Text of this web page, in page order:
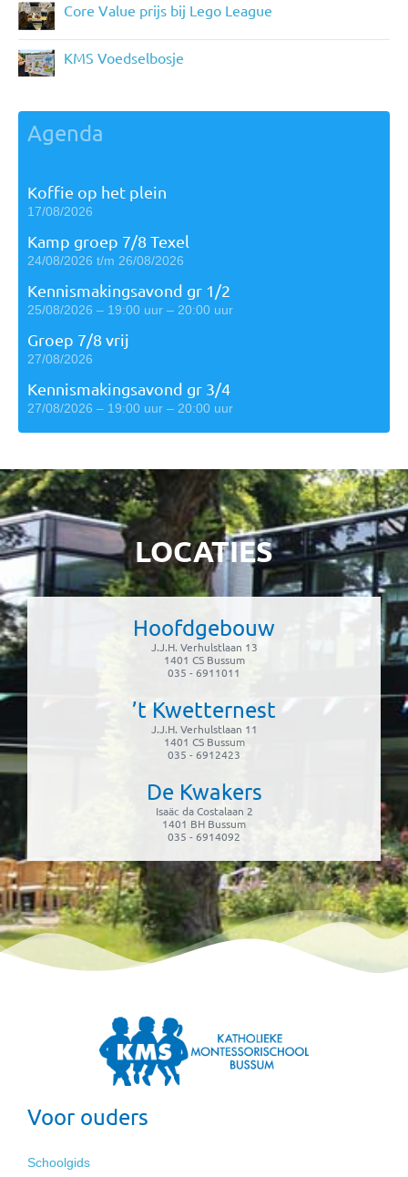
Core Value prijs bij Lego League
KMS Voedselbosje
Agenda
Koffie op het plein
17/08/2026
Kamp groep 7/8 Texel
24/08/2026 t/m 26/08/2026
Kennismakingsavond gr 1/2
25/08/2026 – 19:00 uur – 20:00 uur
Groep 7/8 vrij
27/08/2026
Kennismakingsavond gr 3/4
27/08/2026 – 19:00 uur – 20:00 uur
LOCATIES
Hoofdgebouw
J.J.H. Verhulstlaan 13
1401 CS Bussum
035 - 6911011
’t Kwetternest
J.J.H. Verhulstlaan 11
1401 CS Bussum
035 - 6912423
De Kwakers
Isaäc da Costalaan 2
1401 BH Bussum
035 - 6914092
Voor ouders
Schoolgids